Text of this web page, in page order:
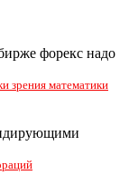
форекс надо
зрения математики